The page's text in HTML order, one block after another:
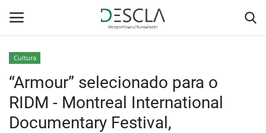
Home
Cultura
“Armour” selecionado para o
RIDM - Montreal International
Documentary Festival,